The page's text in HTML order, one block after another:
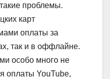
проблемы.
карт
оплаты за
так и в оффлайне.
особо много не
оплаты YouTube,